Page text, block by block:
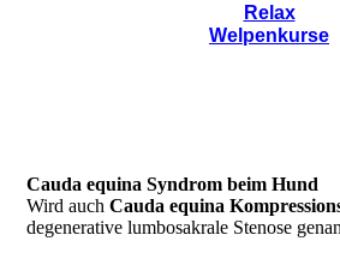
Relax
Welpenkurse
Cauda equina Syndrom beim Hund
Wird auchCauda equina
degenerative lumbosakrale Stenose